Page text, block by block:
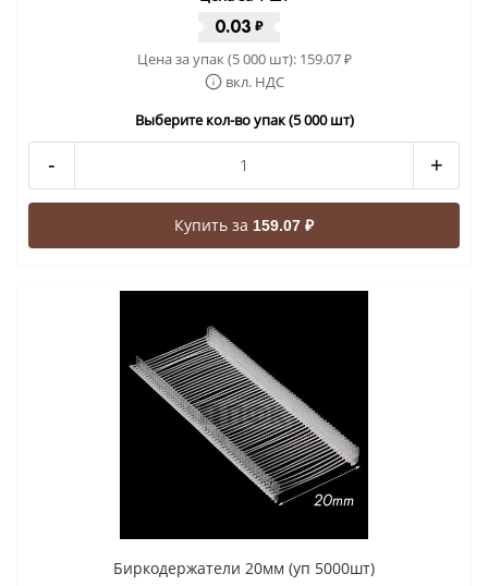
0.03 ₽
Цена за упак (5 000 шт): 159.07₽
вкл. НДС
Выберите кол-во упак (5 000 шт)
- +
Купить за 159.07 ₽
Биркодержатели 20мм (уп 5000шт)